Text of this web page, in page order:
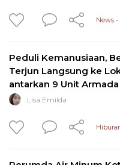
News -
Peduli Kemanusiaan,
Terjun Langsung ke
antarkan 9 Unit
Lisa Emilda